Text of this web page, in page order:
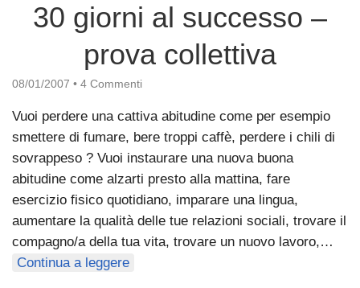
30 giorni al successo –
prova collettiva
08/01/2007 • 4 Commenti
Vuoi perdere una cattiva abitudine come per esempio
smettere di fumare, bere troppi caffè, perdere i chili di
sovrappeso ? Vuoi instaurare una nuova buona
abitudine come alzarti presto alla mattina, fare
esercizio fisico quotidiano, imparare una lingua,
aumentare la qualità delle tue relazioni sociali, trovare il
compagno/a della tua vita, trovare un nuovo lavoro,…
Continua a leggere